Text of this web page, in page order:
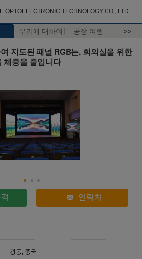
OPTOELECTRONIC TECHNOLOGY CO., LTD
우리에 대하여 공장 여행 >>
지도된 패널 RGB는, 회의실을 위한
체중을 줄입니다
연락처
광동, 중국